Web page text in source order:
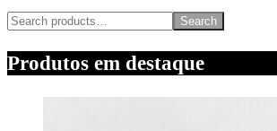
Search
Produtos em destaque